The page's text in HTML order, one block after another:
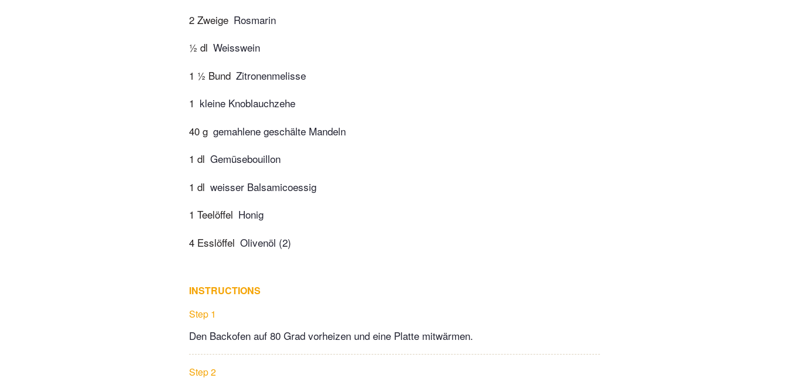
2 Zweige Rosmarin
½ dl Weisswein
1 ½ Bund Zitronenmelisse
1 kleine Knoblauchzehe
40 g gemahlene geschälte Mandeln
1 dl Gemüsebouillon
1 dl weisser Balsamicoessig
1 Teelöffel Honig
4 Esslöffel Olivenöl (2)
INSTRUCTIONS
Step 1
Den Backofen auf 80 Grad vorheizen und eine Platte mitwärmen.
Step 2